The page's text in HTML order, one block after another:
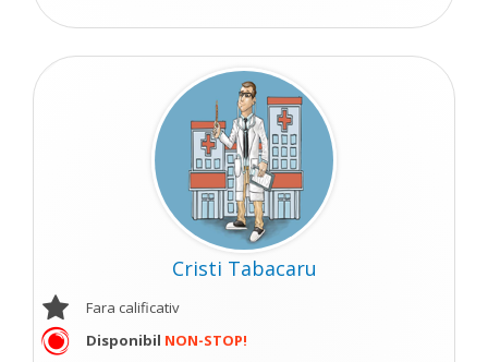
Cristi Tabacaru
Fara calificativ
Disponibil NON-STOP!